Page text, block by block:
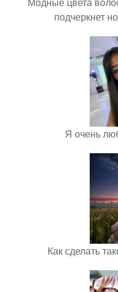
подчеркнет
Я очень
Как сделать